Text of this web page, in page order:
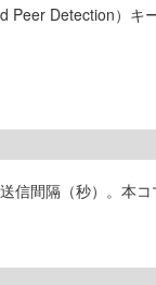
Peer Detection）
信間隔（秒）。本